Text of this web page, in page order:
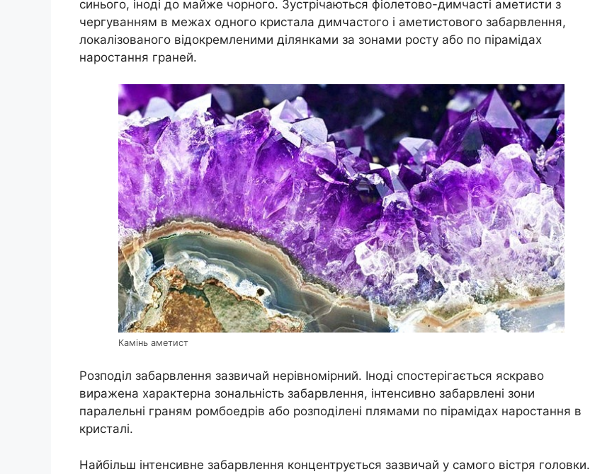
синього, іноді до майже чорного. Зустрічаються фіолетово-димчасті аметисти з
чергуванням в межах одного кристала димчастого і аметистового забарвлення,
локалізованого відокремленими ділянками за зонами росту або по пірамідах
наростання граней.
Камінь аметист
Розподіл забарвлення зазвичай нерівномірний. Іноді спостерігається яскраво
виражена характерна зональність забарвлення, інтенсивно забарвлені зони
паралельні граням ромбоедрів або розподілені плямами по пірамідах наростання в
кристалі.
Найбільш інтенсивне забарвлення концентрується зазвичай у самого вістря головки.